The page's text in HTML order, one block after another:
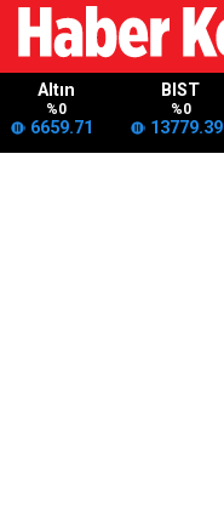
Altın
%0
6659.71
BIST
%0
13779.39